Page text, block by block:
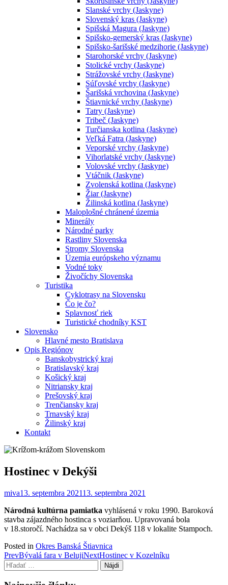
Slanské vrchy (Jaskyne)
Slovenský kras (Jaskyne)
Spišská Magura (Jaskyne)
Spišsko-gemerský kras (Jaskyne)
Spišsko-šarišské medzihorie (Jaskyne)
Starohorské vrchy (Jaskyne)
Stolické vrchy (Jaskyne)
Strážovské vrchy (Jaskyne)
Súľovské vrchy (Jaskyne)
Šarišská vrchovina (Jaskyne)
Štiavnické vrchy (Jaskyne)
Tatry (Jaskyne)
Tribeč (Jaskyne)
Turčianska kotlina (Jaskyne)
Veľká Fatra (Jaskyne)
Veporské vrchy (Jaskyne)
Vihorlatské vrchy (Jaskyne)
Volovské vrchy (Jaskyne)
Vtáčnik (Jaskyne)
Zvolenská kotlina (Jaskyne)
Žiar (Jaskyne)
Žilinská kotlina (Jaskyne)
Maloplošné chránené územia
Minerály
Národné parky
Rastliny Slovenska
Stromy Slovenska
Územia európskeho významu
Vodné toky
Živočíchy Slovenska
Turistika
Cyklotrasy na Slovensku
Čo je čo?
Splavnosť riek
Turistické chodníky KST
Slovensko
Hlavné mesto Bratislava
Opis Regiónov
Banskobystrický kraj
Bratislavský kraj
Košický kraj
Nitriansky kraj
Prešovský kraj
Trenčiansky kraj
Trnavský kraj
Žilinský kraj
Kontakt
Hostinec v Dekýši
miva13. septembra 202113. septembra 2021
Národná kultúrna pamiatka vyhlásená v roku 1990. Baroková
stavba zájazdného hostinca s voziarňou. Upravovaná bola
v 18.storočí. Nachádza sa v obci Dekýš 118 v lokalite Stampoch.
Posted in Okres Banská Štiavnica
Post
navigation
PrevBývalá fara v BelujiNextHostinec v Kozelníku
Hľadať: